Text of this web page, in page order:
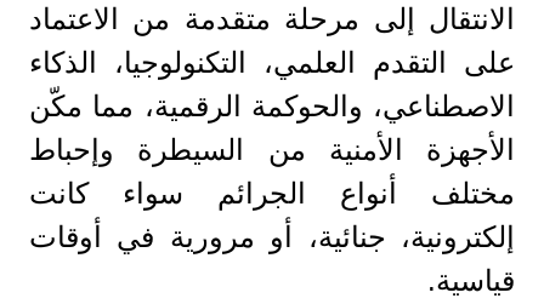
الانتقال إلى مرحلة متقدمة من الاعتماد
على التقدم العلمي، التكنولوجيا، الذكاء
الاصطناعي، والحوكمة الرقمية، مما مكّن
الأجهزة الأمنية من السيطرة وإحباط
مختلف أنواع الجرائم سواء كانت
إلكترونية، جنائية، أو مرورية في أوقات
قياسية.